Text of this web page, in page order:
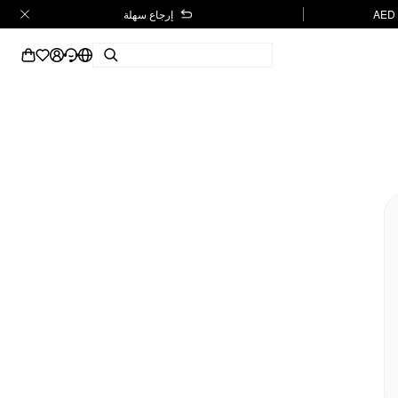
إرجاع سهلة